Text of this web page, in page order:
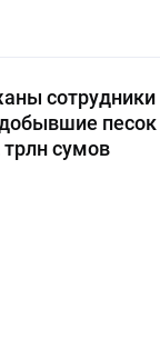
сотрудники
песок
трлн сумов